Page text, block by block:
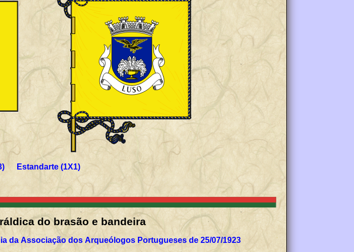
Estandarte (1X1)
do brasão e bandeira
da Associação dos Arqueólogos Portugueses de 25/07/1923